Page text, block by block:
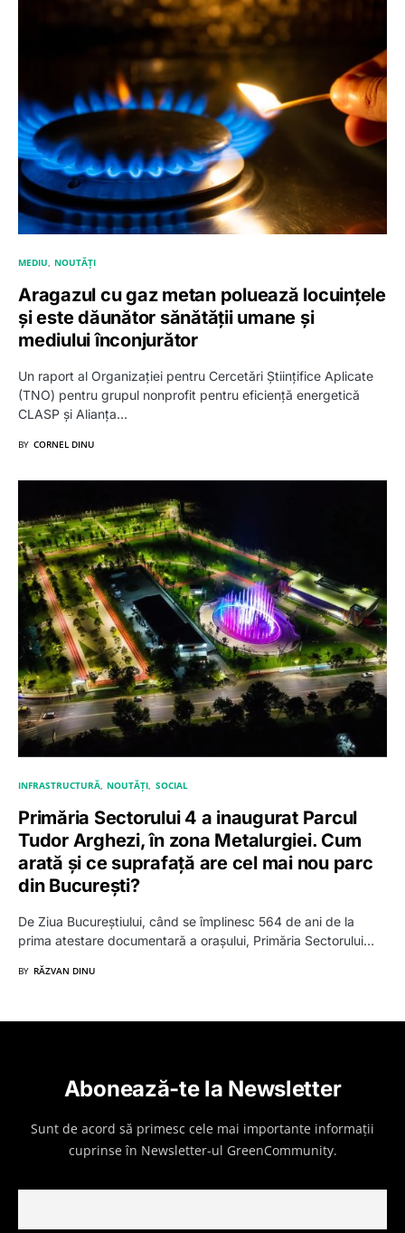
MEDIU NOUTĂȚI
Aragazul cu gaz metan poluează locuințele
și este dăunător sănătății umane și
mediului înconjurător
Un raport al Organizației pentru Cercetări Științifice Aplicate
(TNO) pentru grupul nonprofit pentru eficiență energetică
CLASP și Alianța…
BY CORNEL DINU
INFRASTRUCTURĂ NOUTĂȚI SOCIAL
Primăria Sectorului 4 a inaugurat Parcul
Tudor Arghezi, în zona Metalurgiei. Cum
arată și ce suprafață are cel mai nou parc
din București?
De Ziua Bucureștiului, când se împlinesc 564 de ani de la
prima atestare documentară a orașului, Primăria Sectorului…
BY RĂZVAN DINU
Abonează-te la Newsletter
Sunt de acord să primesc cele mai importante informații
cuprinse în Newsletter-ul GreenCommunity.